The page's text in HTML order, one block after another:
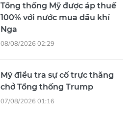
Tổng thống Mỹ được áp thuế
100% với nước mua dầu khí
Nga
08/08/2026 02:29
Mỹ điều tra sự cố trực thăng
chở Tổng thống Trump
07/08/2026 01:16